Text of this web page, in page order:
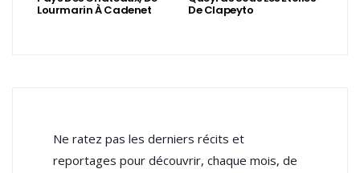
Lourmarin À Cadenet De Clapeyto
Ne ratez pas les derniers récits et
reportages pour découvrir, chaque mois, de